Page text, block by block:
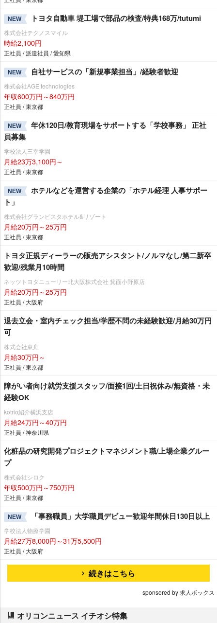
NEW トヨタ自動車 堤工場で部品の検査/特典168万/tutumi
株式会社テクノスマイル
時給2,100円
正社員 / 派遣社員 / 愛知県
NEW 自社サービスの「新規事業担当」/経験者歓迎
株式会社AGE technologies
年収600万円～840万円
正社員 / 東京都
NEW
年休120日/教育現場をサポートする「学校事務」 正社
員募集
学校法人三幸学園
月給23万3,100円～
正社員 / 東京都
NEW
ホテルなどを運営する企業の「ホテル経理 人事サポー
ト」
株式会社グランビスタホテル&リゾート
月給20万円～25万円
正社員 / 東京都
トヨタ正規ディーラーの販売アシスタント/ノルマなし/第二新卒
歓迎/残業月10時間
ネッツトヨタニューリー北大阪株式会社 箕面小野原店
月給20万円～25万円
正社員 / 大阪府
退去立会・室内チェック担当/学歴不問の未経験歓迎/月給30万円
可
株式会社東舟
月給30万円～
正社員 / 東京都
障がい者向け就労支援スタッフ/面接1回/土日祝休み/無資格・未
経験OK
kotrio紹介横浜支店
月給24万円～40万円
正社員 / 神奈川県
化粧品の研究開発プロジェクトマネジメント職/上場企業グルー
プ
株式会社シロク
年収500万円～750万円
正社員 / 東京都
NEW 「事務職員」大学職員デビュー歓迎年間休日130日以上
学校法人物療学園
月給27万8,000円～31万5,500円
正社員 / 大阪府
続きはこちら
sponsored by 求人ボックス
オリコンニュース イチオシ特集